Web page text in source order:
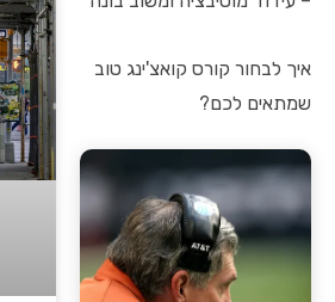
איך לבחור קורס קואצ'ינג טוב
שמתאים לכם?